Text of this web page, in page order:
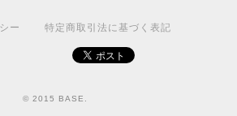
ー 特定商取引法に基づく表記
© 2015 BASE.